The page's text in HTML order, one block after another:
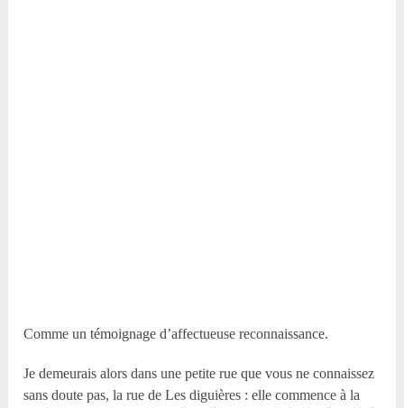
Comme un témoignage d’affectueuse reconnaissance.
Je demeurais alors dans une petite rue que vous ne connaissez
sans doute pas, la rue de Les diguières : elle commence à la